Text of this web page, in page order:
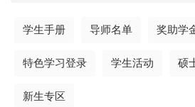
学生手册 导师名单 奖助学
特色学习登录 学生活动 硕
新生专区